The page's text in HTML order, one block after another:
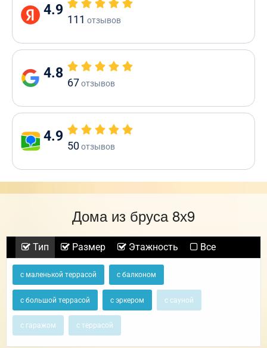
4.9
111 отзывов
4.8
67отзывов
4.9
50отзывов
Дома из бруса 8х9
Тип Размер Этажность Все
с маленькой террасой с балконом
с большой террасой с эркером с сауной
с гаражом с террасой